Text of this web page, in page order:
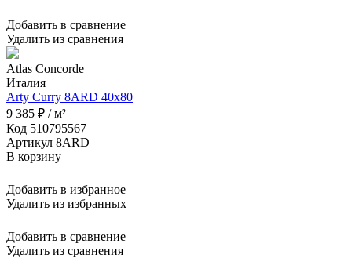
Добавить в сравнение
Удалить из сравнения
Atlas Concorde
Италия
Arty Curry 8ARD 40x80
9 385 ₽ / м²
Код 510795567
Артикул 8ARD
В корзину
Добавить в избранное
Удалить из избранных
Добавить в сравнение
Удалить из сравнения